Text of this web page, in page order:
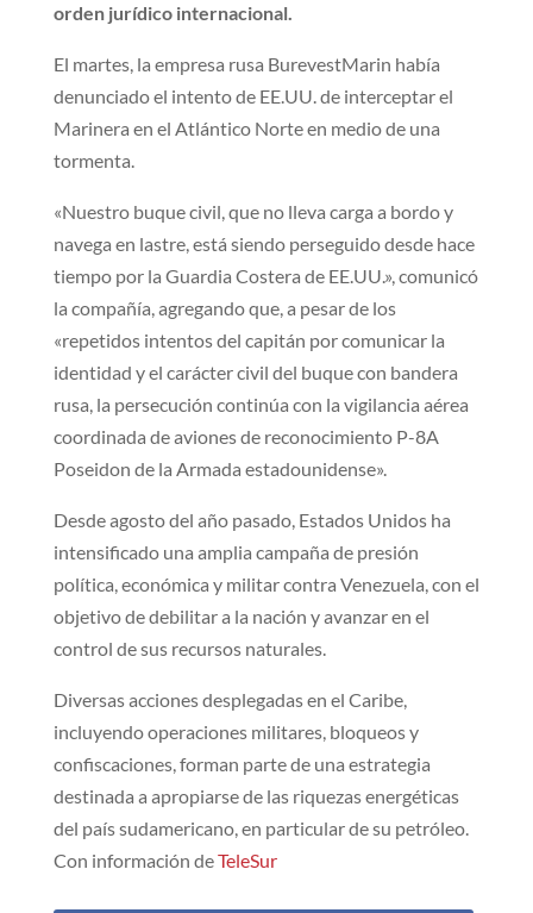
orden jurídico internacional.
El martes, la empresa rusa BurevestMarin había
denunciado el intento de EE.UU. de interceptar el
Marinera en el Atlántico Norte en medio de una
tormenta.
«Nuestro buque civil, que no lleva carga a bordo y
navega en lastre, está siendo perseguido desde hace
tiempo por la Guardia Costera de EE.UU.», comunicó
la compañía, agregando que, a pesar de los
«repetidos intentos del capitán por comunicar la
identidad y el carácter civil del buque con bandera
rusa, la persecución continúa con la vigilancia aérea
coordinada de aviones de reconocimiento P-8A
Poseidon de la Armada estadounidense».
Desde agosto del año pasado, Estados Unidos ha
intensificado una amplia campaña de presión
política, económica y militar contra Venezuela, con el
objetivo de debilitar a la nación y avanzar en el
control de sus recursos naturales.
Diversas acciones desplegadas en el Caribe,
incluyendo operaciones militares, bloqueos y
confiscaciones, forman parte de una estrategia
destinada a apropiarse de las riquezas energéticas
del país sudamericano, en particular de su petróleo.
Con información deTeleSur